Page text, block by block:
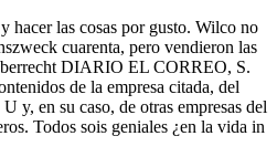
hacer las cosas por gusto. Wilco no
cuarenta, pero vendieron las
DIARIO EL CORREO, S.
de la empresa citada, del
y, en su caso, de otras empresas del
Todos sois geniales ¿en la vida in